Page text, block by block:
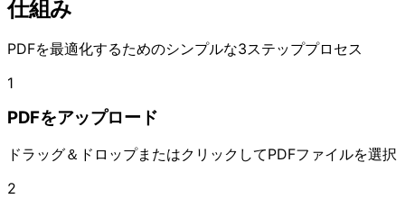
仕組み
PDFを最適化するためのシンプルな3ステッププロセス
1
PDFをアップロード
ドラッグ＆ドロップまたはクリックしてPDFファイルを選択
2